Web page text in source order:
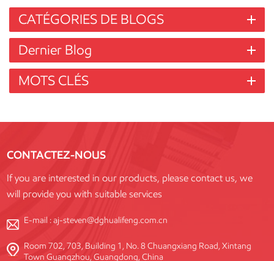
CATÉGORIES DE BLOGS
Dernier Blog
MOTS CLÉS
CONTACTEZ-NOUS
If you are interested in our products, please contact us, we
will provide you with suitable services
E-mail :aj-steven@dghualifeng.com.cn
Room 702, 703, Building 1, No. 8 Chuangxiang Road, Xintang
Town Guangzhou, Guangdong, China